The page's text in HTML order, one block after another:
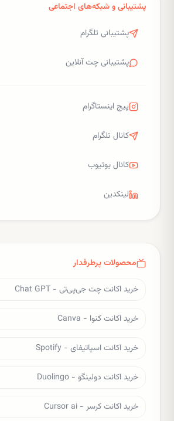
پشتیبانی و شبکه‌های اجتماعی
پشتیبانی تلگرام
پشتیبانی چت آنلاین
پیج اینستاگرام
کانال تلگرام
کانال یوتیوب
لینکدین
محصولات پرطرفدار
خرید اکانت چت جی‌پی‌تی - Chat GPT
خرید اکانت کنوا - Canva
خرید اکانت اسپاتیفای - Spotify
خرید اکانت دولینگو - Duolingo
خرید اکانت کرسر - Cursor ai